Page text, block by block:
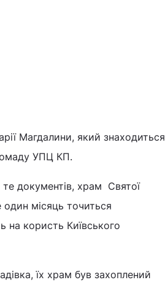
Магдалини, який знаходиться
УПЦ КП.
те документів, храм Святої
один місяць точиться
на користь Київського
їх храм був захоплений